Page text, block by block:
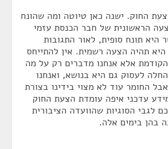
החוק. ישנה כאן טיוטה ומה שהונח
הראשונית של חבר הכנסת עזמי
תונח סופית, לאור התגובות
תהיה הצעה רשמית. אין להתייחס
אלא אנחנו מדברים רק על מה
לעסוק גם היא בנושא, ואנחנו
החומר עוד לא מצוי בידינו בצורת
עדכני איפה עומדת הצעת החוק
לגבי הסוגיות שהוועדה הציבורית
בהן בימים אלה.